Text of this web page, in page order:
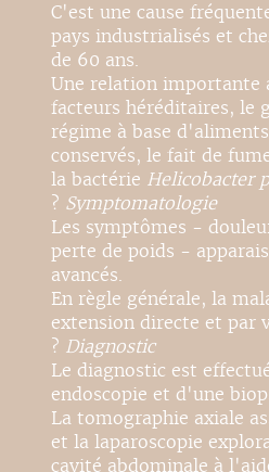
C'est une cause
pays industrialisés et
de 60 ans.
Une relation importante
facteurs héréditaires, le
régime à base
conservés, le fait de
la bactérie Helicobacter
? Symptomatologie
Les symptômes -
perte de poids -
avancés.
En règle générale, la
extension directe et par
? Diagnostic
Le diagnostic est
endoscopie et d'une
La tomographie axiale
et la laparoscopie
cavité abdominale à